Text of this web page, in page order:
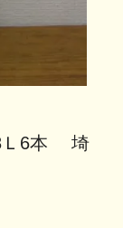
Ｌ6本 埼